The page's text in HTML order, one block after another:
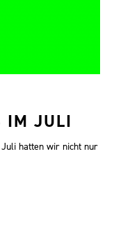
IM JULI
hatten wir nicht nur